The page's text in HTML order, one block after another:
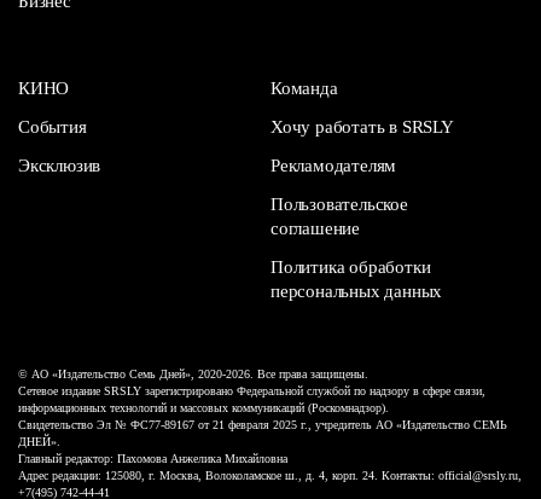
КИНО
События
Эксклюзив
Команда
Хочу работать в SRSLY
Рекламодателям
Пользовательское
соглашение
Политика обработки
персональных данных
© АО «Издательство Семь Дней», 2020-2026. Все права защищены.
Сетевое издание SRSLY зарегистрировано Федеральной службой по надзору в сфере связи,
информационных технологий и массовых коммуникаций (Роскомнадзор).
Свидетельство Эл № ФС77-89167 от 21 февраля 2025 г., учредитель АО «Издательство СЕМЬ
ДНЕЙ».
Главный редактор: Пахомова Анжелика Михайловна
Адрес редакции: 125080, г. Москва, Волоколамское ш., д. 4, корп. 24. Контакты: official@srsly.ru,
+7(495) 742-44-41